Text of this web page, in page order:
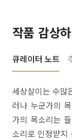
작품 감상
큐레이터 노트
세상살이는 수많
러나 누군가의
가의 목소리는
소리로 인정받